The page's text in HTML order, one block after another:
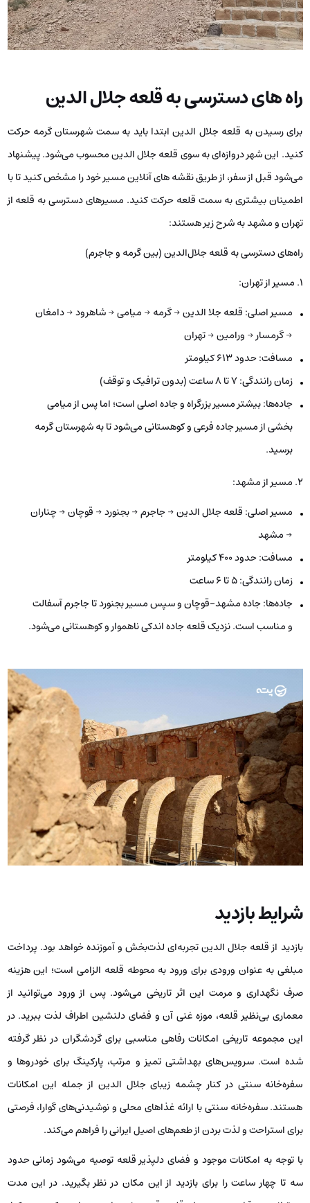
راه های دسترسی به قلعه جلال الدین
برای رسیدن به قلعه جلال الدین ابتدا باید به سمت شهرستان گرمه حرکت
کنید. این شهر دروازه‌ای به سوی قلعه جلال الدین محسوب می‌شود. پیشنهاد
می‌شود قبل از سفر، از طریق نقشه های آنلاین مسیر خود را مشخص کنید تا با
اطمینان بیشتری به سمت قلعه حرکت کنید. مسیرهای دسترسی به قلعه از
تهران و مشهد به شرح زیر هستند:
راه‌های دسترسی به قلعه جلال‌الدین (بین گرمه و جاجرم)
۱. مسیر از تهران:
مسیر اصلی: قلعه جلا الدین → گرمه → میامی → شاهرود → دامغان
→ گرمسار → ورامین → تهران
مسافت: حدود ۶۱۳ کیلومتر
زمان رانندگی: ۷ تا ۸ ساعت (بدون ترافیک و توقف)
جاده‌ها: بیشتر مسیر بزرگراه و جاده اصلی است؛ اما پس از میامی
بخشی از مسیر جاده فرعی و کوهستانی می‌شود تا به شهرستان گرمه
برسید.
۲. مسیر از مشهد:
مسیر اصلی: قلعه جلال الدین → جاجرم → بجنورد → قوچان → چناران
→ مشهد
مسافت: حدود ۴۰۰ کیلومتر
زمان رانندگی: ۵ تا ۶ ساعت
جاده‌ها: جاده مشهد-قوچان و سپس مسیر بجنورد تا جاجرم آسفالت
و مناسب است. نزدیک قلعه جاده اندکی ناهموار و کوهستانی می‌شود.
شرایط بازدید
بازدید از قلعه جلال الدین تجربه‌ای لذت‌بخش و آموزنده خواهد بود. پرداخت
مبلغی به عنوان ورودی برای ورود به محوطه قلعه الزامی است؛ این هزینه
صرف نگهداری و مرمت این اثر تاریخی می‌شود. پس از ورود می‌توانید از
معماری بی‌نظیر قلعه، موزه غنی آن و فضای دلنشین اطراف لذت ببرید. در
این مجموعه تاریخی امکانات رفاهی مناسبی برای گردشگران در نظر گرفته
شده است. سرویس‌های بهداشتی تمیز و مرتب، پارکینگ برای خودروها و
سفره‌خانه سنتی در کنار چشمه زیبای جلال الدین از جمله این امکانات
هستند. سفره‌خانه سنتی با ارائه غذاهای محلی و نوشیدنی‌های گوارا، فرصتی
برای استراحت و لذت بردن از طعم‌های اصیل ایرانی را فراهم می‌کند.
با توجه به امکانات موجود و فضای دلپذیر قلعه توصیه می‌شود زمانی حدود
سه تا چهار ساعت را برای بازدید از این مکان در نظر بگیرید. در این مدت